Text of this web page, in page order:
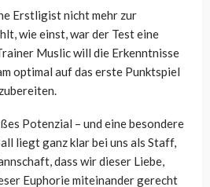
Erstligist nicht mehr zur
wie einst, war der Test eine
Muslic will die Erkenntnisse
optimal auf das erste Punktspiel
Potenzial – und eine besondere
liegt ganz klar bei uns als Staff,
dass wir dieser Liebe,
Euphorie miteinander gerecht